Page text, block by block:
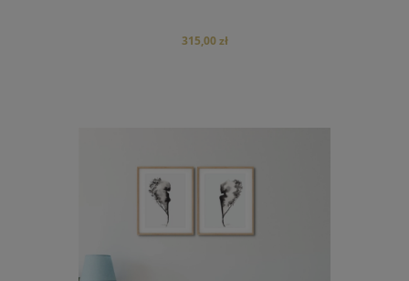
315,00 zł